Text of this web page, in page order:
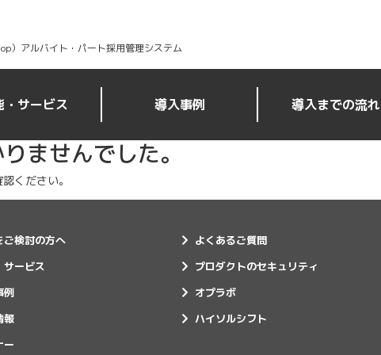
）アルバイト・パート採用管理システム
・サービス 導入事例 導入までの流れ
ませんでした。
ください。
ご検討の方へ
サービス
例
報
ー
よくあるご質問
プロダクトのセキュリティ
オプラボ
ハイソルシフト